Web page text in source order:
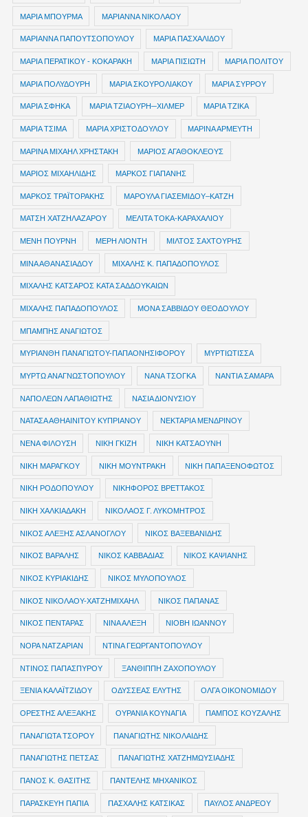
ΜΑΡΙΑ ΜΠΟΥΡΜΑ ΜΑΡΙΑΝΝΑ ΝΙΚΟΛΑΟΥ
ΜΑΡΙΑΝΝΑ ΠΑΠΟΥΤΣΟΠΟΥΛΟΥ ΜΑΡΙΑ ΠΑΣΧΑΛΙΔΟΥ
ΜΑΡΙΑ ΠΕΡΑΤΙΚΟΥ - ΚΟΚΑΡΑΚΗ ΜΑΡΙΑ ΠΙΣΙΩΤΗ ΜΑΡΙΑ ΠΟΛΙΤΟΥ
ΜΑΡΙΑ ΠΟΛΥΔΟΥΡΗ ΜΑΡΙΑ ΣΚΟΥΡΟΛΙΑΚΟΥ ΜΑΡΙΑ ΣΥΡΡΟΥ
ΜΑΡΙΑ ΣΦΗΚΑ ΜΑΡΙΑ ΤΖΙΑΟΥΡΗ─ΧΙΛΜΕΡ ΜΑΡΙΑ ΤΖΙΚΑ
ΜΑΡΙΑ ΤΣΙΜΑ ΜΑΡΙΑ ΧΡΙΣΤΟΔΟΥΛΟΥ ΜΑΡΙΝΑ ΑΡΜΕΥΤΗ
ΜΑΡΙΝΑ ΜΙΧΑΗΛ ΧΡΗΣΤΑΚΗ ΜΑΡΙΟΣ ΑΓΑΘΟΚΛΕΟΥΣ
ΜΑΡΙΟΣ ΜΙΧΑΗΛΙΔΗΣ ΜΑΡΚΟΣ ΓΙΑΠΑΝΗΣ
ΜΑΡΚΟΣ ΤΡΑΪΤΟΡΑΚΗΣ ΜΑΡΟΥΛΑ ΓΙΑΣΕΜΙΔΟΥ–ΚΑΤΖΗ
ΜΑΤΣΗ ΧΑΤΖΗΛΑΖΑΡΟΥ ΜΕΛΙΤΑ ΤΟΚΑ-ΚΑΡΑΧΑΛΙΟΥ
ΜΕΝΗ ΠΟΥΡΝΗ ΜΕΡΗ ΛΙΟΝΤΗ ΜΙΛΤΟΣ ΣΑΧΤΟΥΡΗΣ
ΜΙΝΑ ΑΘΑΝΑΣΙΑΔΟΥ ΜΙΧΑΛΗΣ Κ. ΠΑΠΑΔΟΠΟΥΛΟΣ
ΜΙΧΑΛΗΣ ΚΑΤΣΑΡΟΣ ΚΑΤΑ ΣΑΔΔΟΥΚΑΙΩΝ
ΜΙΧΑΛΗΣ ΠΑΠΑΔΟΠΟΥΛΟΣ ΜΟΝΑ ΣΑΒΒΙΔΟΥ ΘΕΟΔΟΥΛΟΥ
ΜΠΑΜΠΗΣ ΑΝΑΓΙΩΤΟΣ
ΜΥΡΙΑΝΘΗ ΠΑΝΑΓΙΩΤΟΥ-ΠΑΠΑΟΝΗΣΙΦΟΡΟΥ ΜΥΡΤΙΩΤΙΣΣΑ
ΜΥΡΤΩ ΑΝΑΓΝΩΣΤΟΠΟΥΛΟΥ ΝΑΝΑ ΤΣΟΓΚΑ ΝΑΝΤΙΑ ΣΑΜΑΡΑ
ΝΑΠΟΛΕΩΝ ΛΑΠΑΘΙΩΤΗΣ ΝΑΣΙΑ ΔΙΟΝΥΣΙΟΥ
ΝΑΤΑΣΑ ΑΘΗΑΙΝΙΤΟΥ ΚΥΠΡΙΑΝΟΥ ΝΕΚΤΑΡΙΑ ΜΕΝΔΡΙΝΟΥ
ΝΕΝΑ ΦΙΛΟΥΣΗ ΝΙΚΗ ΓΚΙΖΗ ΝΙΚΗ ΚΑΤΣΑΟΥΝΗ
ΝΙΚΗ ΜΑΡΑΓΚΟΥ ΝΙΚΗ ΜΟΥΝΤΡΑΚΗ ΝΙΚΗ ΠΑΠΑΞΕΝΟΦΩΤΟΣ
ΝΙΚΗ ΡΟΔΟΠΟΥΛΟΥ ΝΙΚΗΦΟΡΟΣ ΒΡΕΤΤΑΚΟΣ
ΝΙΚΗ ΧΑΛΚΙΑΔΑΚΗ ΝΙΚΟΛΑΟΣ Γ. ΛΥΚΟΜΗΤΡΟΣ
ΝΙΚΟΣ ΑΛΕΞΗΣ ΑΣΛΑΝΟΓΛΟΥ ΝΙΚΟΣ ΒΑΞΕΒΑΝΙΔΗΣ
ΝΙΚΟΣ ΒΑΡΑΛΗΣ ΝΙΚΟΣ ΚΑΒΒΑΔΙΑΣ ΝΙΚΟΣ ΚΑΨΙΑΝΗΣ
ΝΙΚΟΣ ΚΥΡΙΑΚΙΔΗΣ ΝΙΚΟΣ ΜΥΛΟΠΟΥΛΟΣ
ΝΙΚΟΣ ΝΙΚΟΛΑΟΥ-ΧΑΤΖΗΜΙΧΑΗΛ ΝΙΚΟΣ ΠΑΠΑΝΑΣ
ΝΙΚΟΣ ΠΕΝΤΑΡΑΣ ΝΙΝΑ ΑΛΕΞΗ ΝΙΟΒΗ ΙΩΑΝΝΟΥ
ΝΟΡΑ ΝΑΤΖΑΡΙΑΝ ΝΤΙΝΑ ΓΕΩΡΓΑΝΤΟΠΟΥΛΟΥ
ΝΤΙΝΟΣ ΠΑΠΑΣΠΥΡΟΥ ΞΑΝΘΙΠΠΗ ΖΑΧΟΠΟΥΛΟΥ
ΞΕΝΙΑ ΚΑΛΑΪΤΖΙΔΟΥ ΟΔΥΣΣΕΑΣ ΕΛΥΤΗΣ ΟΛΓΑ ΟΙΚΟΝΟΜΙΔΟΥ
ΟΡΕΣΤΗΣ ΑΛΕΞΑΚΗΣ ΟΥΡΑΝΙΑ ΚΟΥΝΑΓΙΑ ΠΑΜΠΟΣ ΚΟΥΖΑΛΗΣ
ΠΑΝΑΓΙΩΤΑ ΤΣΟΡΟΥ ΠΑΝΑΓΙΩΤΗΣ ΝΙΚΟΛΑΙΔΗΣ
ΠΑΝΑΓΙΩΤΗΣ ΠΕΤΣΑΣ ΠΑΝΑΓΙΩΤΗΣ ΧΑΤΖΗΜΩΥΣΙΑΔΗΣ
ΠΑΝΟΣ Κ. ΘΑΣΙΤΗΣ ΠΑΝΤΕΛΗΣ ΜΗΧΑΝΙΚΟΣ
ΠΑΡΑΣΚΕΥΗ ΠΑΠΙΑ ΠΑΣΧΑΛΗΣ ΚΑΤΣΙΚΑΣ ΠΑΥΛΟΣ ΑΝΔΡΕΟΥ